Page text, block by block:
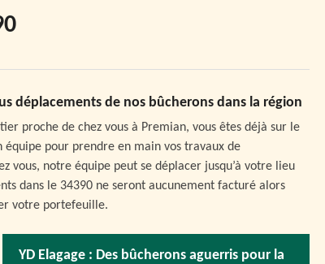
déplacements de nos bûcherons dans la région
proche de chez vous à Premian, vous êtes déjà sur le
équipe pour prendre en main vos travaux de
vous, notre équipe peut se déplacer jusqu’à votre lieu
dans le 34390 ne seront aucunement facturé alors
votre portefeuille.
YD Elagage : Des bûcherons aguerris pour la